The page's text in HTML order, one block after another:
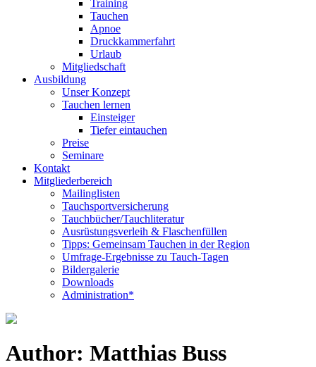
Training
Tauchen
Apnoe
Druckkammerfahrt
Urlaub
Mitgliedschaft
Ausbildung
Unser Konzept
Tauchen lernen
Einsteiger
Tiefer eintauchen
Preise
Seminare
Kontakt
Mitgliederbereich
Mailinglisten
Tauchsportversicherung
Tauchbücher/Tauchliteratur
Ausrüstungsverleih & Flaschenfüllen
Tipps: Gemeinsam Tauchen in der Region
Umfrage-Ergebnisse zu Tauch-Tagen
Bildergalerie
Downloads
Administration*
Author: Matthias Buss